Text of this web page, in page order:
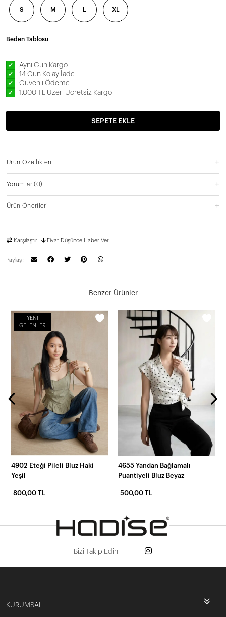
S M L XL
Beden Tablosu
SEPETE EKLE
✓ Aynı Gün Kargo
✓ 14 Gün Kolay İade
✓ Güvenli Ödeme
✓ 1.000 TL Üzeri Ücretsiz Kargo
Ürün Özellikleri
Yorumlar(0)
Ürün Önerileri
Karşılaştır Fiyat Düşünce Haber Ver
Paylaş :
Benzer Ürünler
YENI
GELENLER
4902 Eteği Pileli Bluz Haki
Yeşil
800,00 TL
4655 Yandan Bağlamalı
Puantiyeli Bluz Beyaz
500,00 TL
Bizi Takip Edin
KURUMSAL